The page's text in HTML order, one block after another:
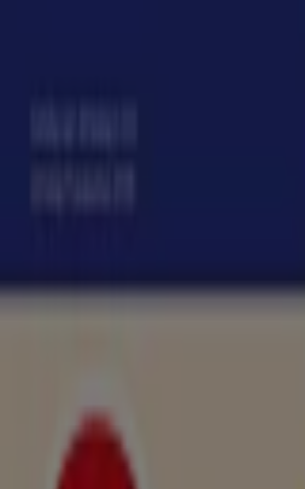
Kleding,
AccessoiresWarenhuis
MeubelsComputers &